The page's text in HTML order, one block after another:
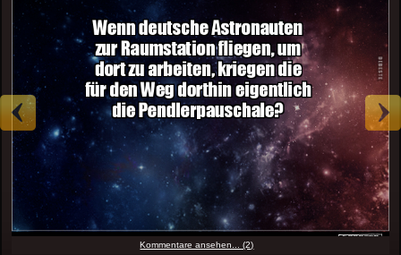
Kommentare ansehen... (2)